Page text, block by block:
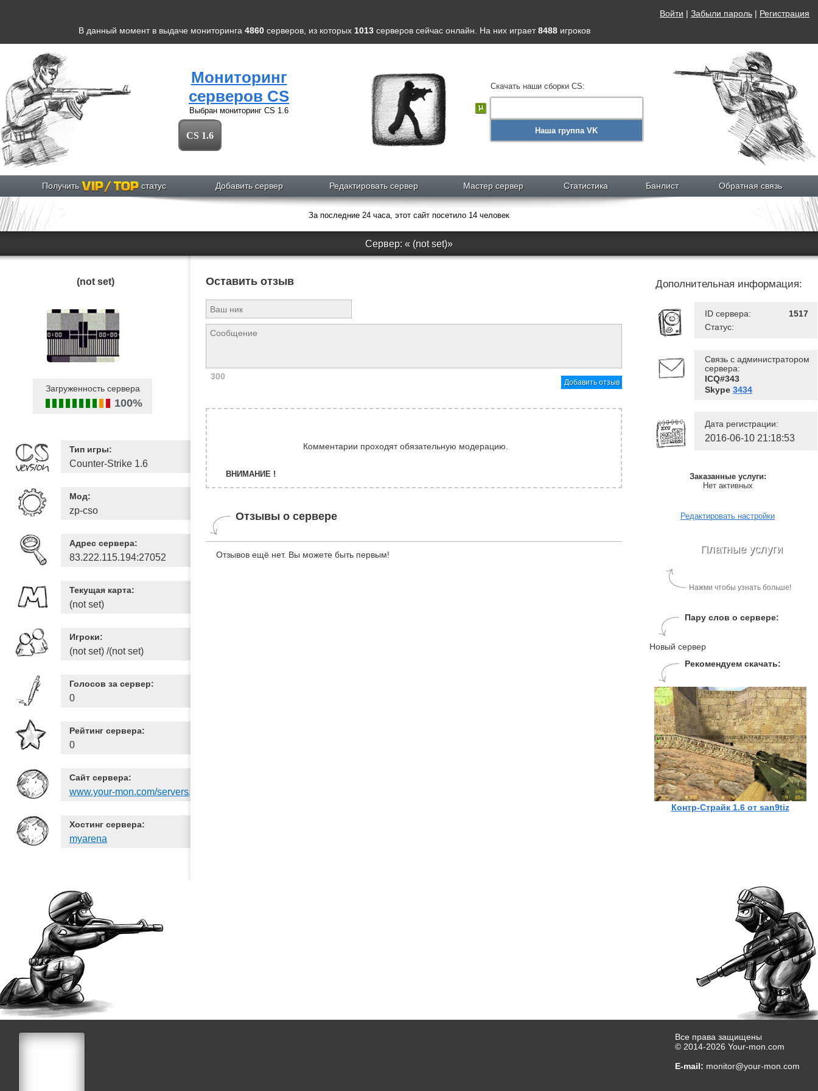
Войти | Забыли пароль | Регистрация
В данный момент в выдаче мониторинга 4860 серверов, из которых 1013 серверовсейчас онлайн. На них играет8488 игроков
Мониторинг
серверов CS
Выбран мониторинг CS 1.6
CS 1.6
Скачать наши сборки CS:
Наша группа VK
Получить статус Добавить сервер Редактировать сервер Мастер сервер Статистика Банлист Обратная связь
За последние 24 часа, этот сайт посетило 14 человек
Сервер: « (not set)»
(not set)
Загруженность сервера
100%
Тип игры:
Counter-Strike 1.6
Мод:
zp-cso
Адрес сервера:
83.222.115.194:27052
Текущая карта:
(not set)
Игроки:
(not set) /(not set)
Голосов за сервер:
0
Рейтинг сервера:
0
Сайт сервера:
www.your-mon.com/servers/add
Хостинг сервера:
myarena
Оставить отзыв
300
Добавить отзыв
ВНИМАНИЕ !
Комментарии проходят обязательную модерацию.
Отзывы о сервере
Отзывов ещё нет. Вы можете быть первым!
Дополнительная информация:
ID сервера:
1517
Статус:
Связь с администратором
сервера:
ICQ#343
Skype 3434
Дата регистрации:
2016-06-10 21:18:53
Заказанные услуги:
Нет активных
Редактировать настройки
Платные услуги
Нажми чтобы узнать больше!
Пару слов о сервере:
Новый сервер
Рекомендуем скачать:
Контр-Страйк 1.6 от san9tiz
Все права защищены
© 2014-2026 Your-mon.com
E-mail: monitor@your-mon.com